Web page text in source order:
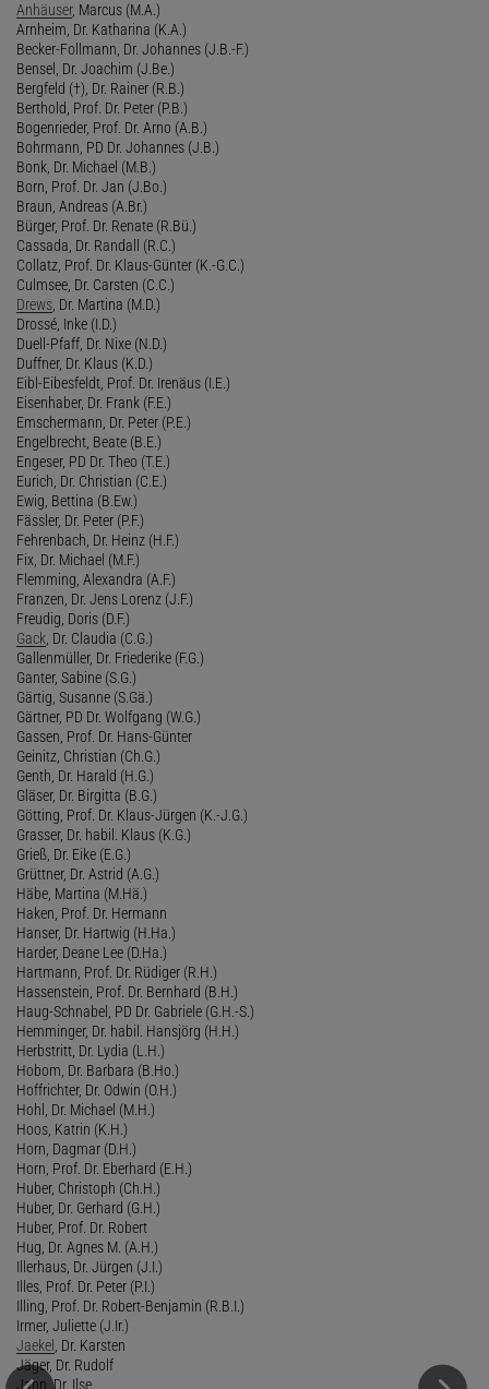
Anhäuser, Marcus (M.A.)
Arnheim, Dr. Katharina (K.A.)
Becker-Follmann, Dr. Johannes (J.B.-F.)
Bensel, Dr. Joachim (J.Be.)
Bergfeld (†), Dr. Rainer (R.B.)
Berthold, Prof. Dr. Peter (P.B.)
Bogenrieder, Prof. Dr. Arno (A.B.)
Bohrmann, PD Dr. Johannes (J.B.)
Bonk, Dr. Michael (M.B.)
Born, Prof. Dr. Jan (J.Bo.)
Braun, Andreas (A.Br.)
Bürger, Prof. Dr. Renate (R.Bü.)
Cassada, Dr. Randall (R.C.)
Collatz, Prof. Dr. Klaus-Günter (K.-G.C.)
Culmsee, Dr. Carsten (C.C.)
Drews, Dr. Martina (M.D.)
Drossé, Inke (I.D.)
Duell-Pfaff, Dr. Nixe (N.D.)
Duffner, Dr. Klaus (K.D.)
Eibl-Eibesfeldt, Prof. Dr. Irenäus (I.E.)
Eisenhaber, Dr. Frank (F.E.)
Emschermann, Dr. Peter (P.E.)
Engelbrecht, Beate (B.E.)
Engeser, PD Dr. Theo (T.E.)
Eurich, Dr. Christian (C.E.)
Ewig, Bettina (B.Ew.)
Fässler, Dr. Peter (P.F.)
Fehrenbach, Dr. Heinz (H.F.)
Fix, Dr. Michael (M.F.)
Flemming, Alexandra (A.F.)
Franzen, Dr. Jens Lorenz (J.F.)
Freudig, Doris (D.F.)
Gack, Dr. Claudia (C.G.)
Gallenmüller, Dr. Friederike (F.G.)
Ganter, Sabine (S.G.)
Gärtig, Susanne (S.Gä.)
Gärtner, PD Dr. Wolfgang (W.G.)
Gassen, Prof. Dr. Hans-Günter
Geinitz, Christian (Ch.G.)
Genth, Dr. Harald (H.G.)
Gläser, Dr. Birgitta (B.G.)
Götting, Prof. Dr. Klaus-Jürgen (K.-J.G.)
Grasser, Dr. habil. Klaus (K.G.)
Grieß, Dr. Eike (E.G.)
Grüttner, Dr. Astrid (A.G.)
Häbe, Martina (M.Hä.)
Haken, Prof. Dr. Hermann
Hanser, Dr. Hartwig (H.Ha.)
Harder, Deane Lee (D.Ha.)
Hartmann, Prof. Dr. Rüdiger (R.H.)
Hassenstein, Prof. Dr. Bernhard (B.H.)
Haug-Schnabel, PD Dr. Gabriele (G.H.-S.)
Hemminger, Dr. habil. Hansjörg (H.H.)
Herbstritt, Dr. Lydia (L.H.)
Hobom, Dr. Barbara (B.Ho.)
Hoffrichter, Dr. Odwin (O.H.)
Hohl, Dr. Michael (M.H.)
Hoos, Katrin (K.H.)
Horn, Dagmar (D.H.)
Horn, Prof. Dr. Eberhard (E.H.)
Huber, Christoph (Ch.H.)
Huber, Dr. Gerhard (G.H.)
Huber, Prof. Dr. Robert
Hug, Dr. Agnes M. (A.H.)
Illerhaus, Dr. Jürgen (J.I.)
Illes, Prof. Dr. Peter (P.I.)
Illing, Prof. Dr. Robert-Benjamin (R.B.I.)
Irmer, Juliette (J.Ir.)
Jaekel , Dr. Karsten
Jäger, Dr. Rudolf
Jahn, Dr. Ilse